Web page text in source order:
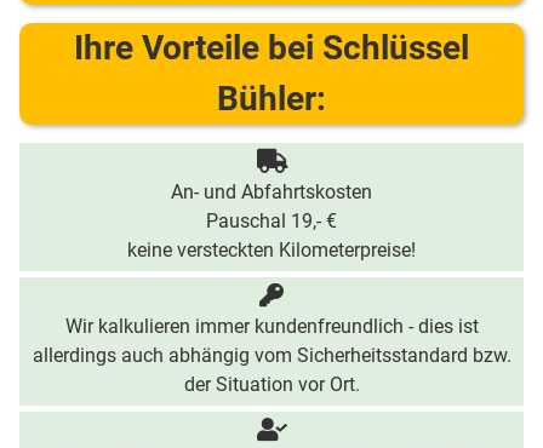
Ihre Vorteile bei Schlüssel
Bühler:
An- und Abfahrtskosten
Pauschal 19,- €
keine versteckten Kilometerpreise!
Wir kalkulieren immer kundenfreundlich - dies ist
allerdings auch abhängig vom Sicherheitsstandard bzw.
der Situation vor Ort.